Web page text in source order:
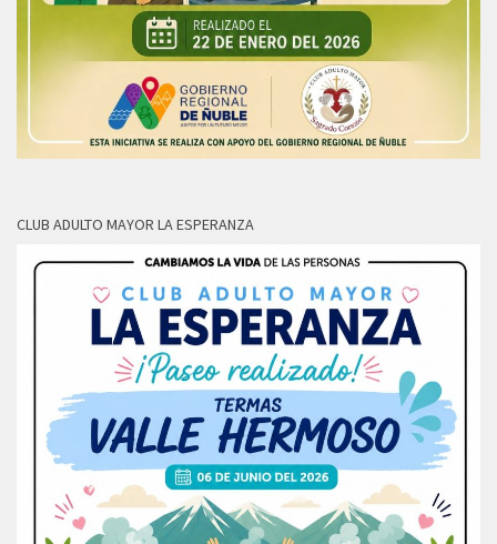
CLUB ADULTO MAYOR LA ESPERANZA